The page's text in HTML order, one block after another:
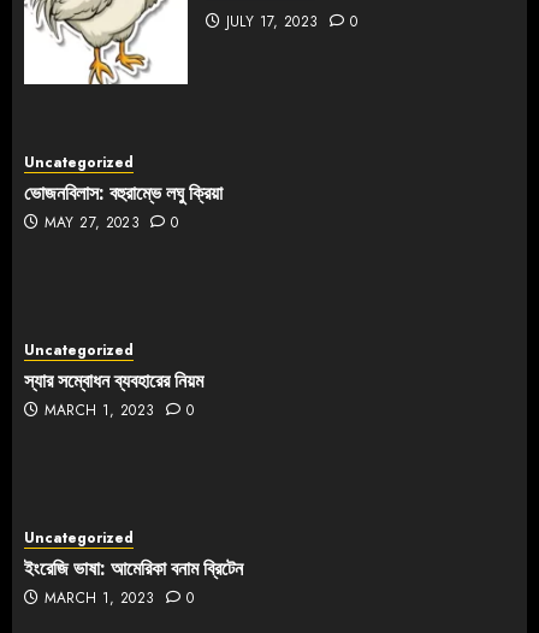
JULY 17, 2023
0
Uncategorized
ভোজনবিলাস: বহুরাম্ভে লঘু ক্রিয়া
MAY 27, 2023 0
Uncategorized
স্যার সম্বোধন ব্যবহারের নিয়ম
MARCH 1, 2023 0
Uncategorized
ইংরেজি ভাষা: আমেরিকা বনাম ব্রিটেন
MARCH 1, 2023 0